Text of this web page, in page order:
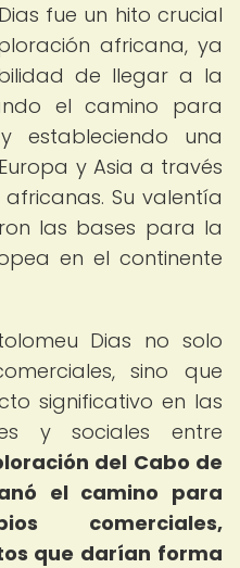
fue un hito crucial
africana, ya
de llegar a la
el camino para
estableciendo una
y Asia a través
Su valentía
las bases para la
en el continente
Dias no solo
sino que
significativo en las
y sociales entre
del Cabo de
el camino para
comerciales,
que darían forma